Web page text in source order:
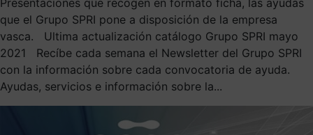
que el Grupo SPRI pone a disposición de la empresa
vasca. Ultima actualización catálogo Grupo SPRI mayo
2021 Recíbe cada semana el Newsletter del Grupo SPRI
con la información sobre cada convocatoria de ayuda.
Ayudas, servicios e información sobre la...